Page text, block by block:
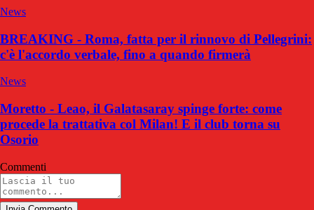
News
BREAKING - Roma, fatta per il rinnovo di Pellegrini:
c'è l'accordo verbale, fino a quando firmerà
News
Moretto - Leao, il Galatasaray spinge forte: come
procede la trattativa col Milan! E il club torna su
Osorio
Commenti